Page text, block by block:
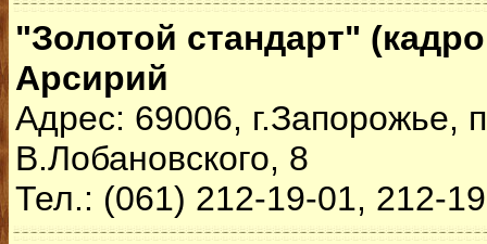
"Золотой стандарт"
Арсирий
Адрес: 69006, г.Запорожье,
В.Лобановского, 8
Тел.: (061) 212-19-01, 212-